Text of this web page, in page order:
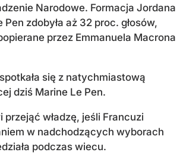
Narodowe. Formacja Jordana
Pen zdobyła aż 32 proc. głosów,
przez Emmanuela Macrona
się z natychmiastową
dziś Marine Le Pen.
władzę, jeśli Francuzi
w nadchodzących wyborach
podczas wiecu.